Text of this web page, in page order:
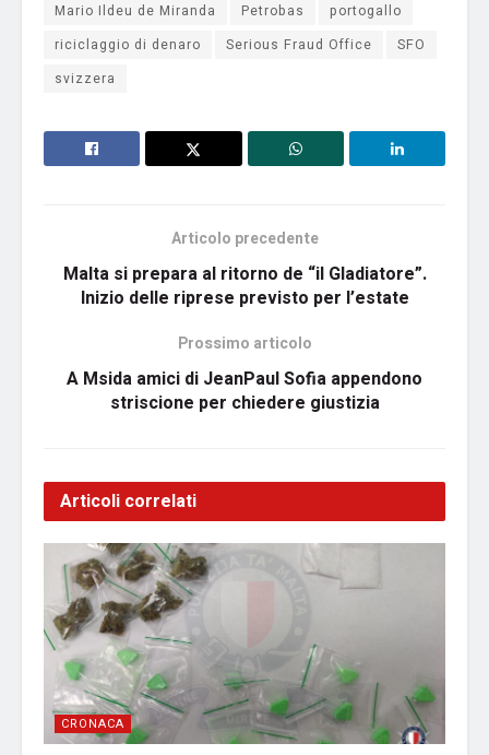
Mario Ildeu de Miranda
Petrobas
portogallo
riciclaggio di denaro
Serious Fraud Office
SFO
svizzera
Articolo precedente
Malta si prepara al ritorno de “il Gladiatore”.
Inizio delle riprese previsto per l’estate
Prossimo articolo
A Msida amici di JeanPaul Sofia appendono
striscione per chiedere giustizia
Articoli correlati
CRONACA